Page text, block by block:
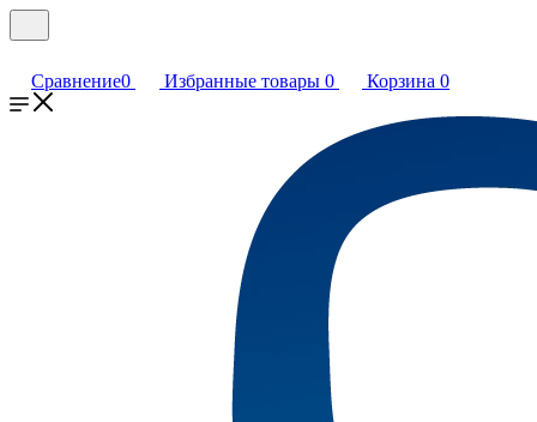
Сравнение0 Избранные товары 0 Корзина 0